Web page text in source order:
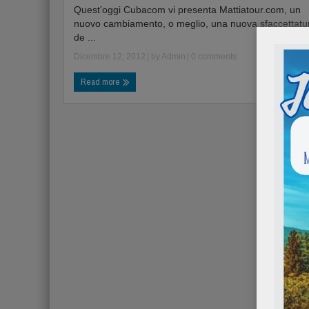
Quest'oggi Cubacom vi presenta Mattiatour.com, un
nuovo cambiamento, o meglio, una nuova
de ...
Dicembre 12, 2012 | by Admin 0 comments
Read more